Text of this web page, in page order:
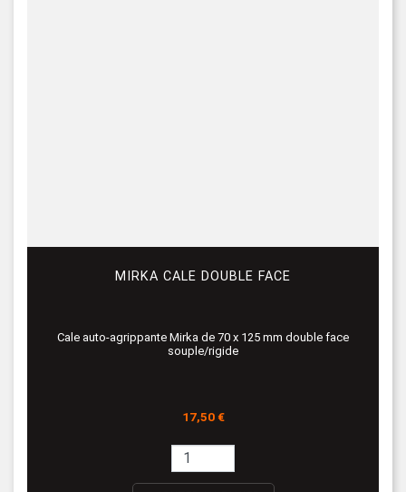
MIRKA CALE DOUBLE FACE
Cale auto-agrippante Mirka de 70 x 125 mm double face
souple/rigide
Prix
17,50 €